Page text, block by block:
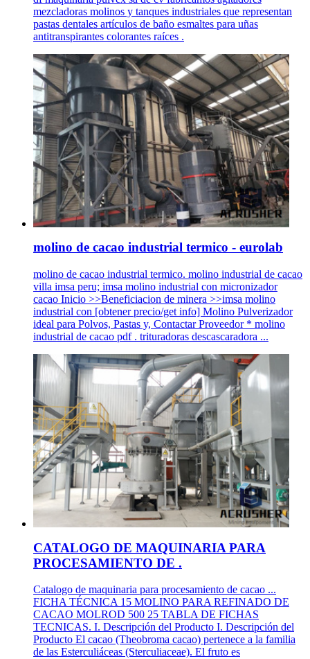
mezcladoras molinos y tanques industriales que representan
pastas dentales artículos de baño esmaltes para uñas
antitranspirantes colorantes raíces .
molino de cacao industrial termico - eurolab
molino de cacao industrial termico. molino industrial de cacao
villa imsa peru; imsa molino industrial con micronizador
cacao Inicio >>Beneficiacion de minera >>imsa molino
industrial con [obtener precio/get info] Molino Pulverizador
ideal para Polvos, Pastas y, Contactar Proveedor * molino
industrial de cacao pdf . trituradoras descascaradora ...
CATALOGO DE MAQUINARIA PARA
PROCESAMIENTO DE .
Catalogo de maquinaria para procesamiento de cacao ...
FICHA TÉCNICA 15 MOLINO PARA REFINADO DE
CACAO MOLROD 500 25 TABLA DE FICHAS
TECNICAS. I. Descripción del Producto I. Descripción del
Producto El cacao (Theobroma cacao) pertenece a la familia
de las Esterculiáceas (Sterculiaceae). El fruto es